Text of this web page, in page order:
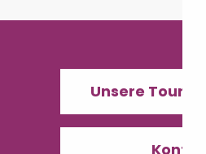
Unsere